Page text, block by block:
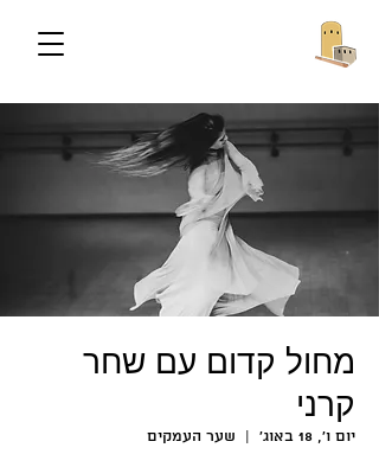
מחול קדום עם שחר
קרני
יום ו׳, 18 באוג׳
  |
שער העמקים